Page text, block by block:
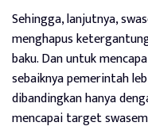
Sehingga, lanjutnya,
menghapus
baku. Dan untuk
sebaiknya pemerintah
dibandingkan hanya
mencapai target